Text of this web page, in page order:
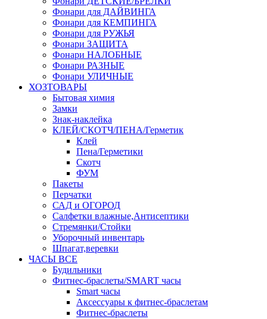
Фонари для ДАЙВИНГА
Фонари для КЕМПИНГА
Фонари для РУЖЬЯ
Фонари ЗАЩИТА
Фонари НАЛОБНЫЕ
Фонари РАЗНЫЕ
Фонари УЛИЧНЫЕ
ХОЗТОВАРЫ
Бытовая химия
Замки
Знак-наклейка
КЛЕЙ/СКОТЧ/ПЕНА/Герметик
Клей
Пена/Герметики
Скотч
ФУМ
Пакеты
Перчатки
САД и ОГОРОД
Салфетки влажные,Антисептики
Стремянки/Стойки
Уборочный инвентарь
Шпагат,веревки
ЧАСЫ ВСЕ
Будильники
Фитнес-браслеты/SMART часы
Smart часы
Аксессуары к фитнес-браслетам
Фитнес-браслеты